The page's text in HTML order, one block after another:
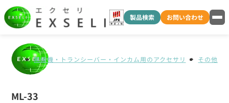
製品検索 お問い合わせ
無線機・トランシーバー・インカム用のアクセサリ その他
ML-33